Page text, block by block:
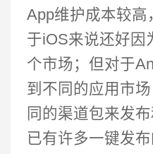
App维护成本较高
于iOS来说还好因
个市场；但对于
到不同的应用市
同的渠道包来发
已有许多一键发